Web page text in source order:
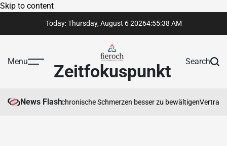
Skip to content
Today: Thursday, August 6 20264:55:38 AM
Menu Zeitfokuspunkt Search
News Flash
Ihnen hilft, chronische Schmerzen besser zu bewältigen